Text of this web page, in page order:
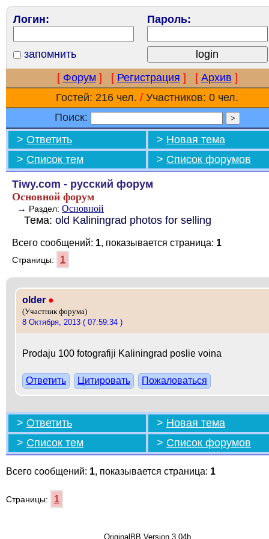
Логин: Пароль:
запомнить
[ Форум ] [ Регистрация ] [ Архив ]
Гостей: 216 чел. / Участников: 0 чел.
Поиск:
> Ответить > Новая тема
> Список тем > Список форумов
Tiwy.com - русский форум
Основной форум
→ Раздел: Основной
Тема: old Kaliningrad photos for selling
Всего сообщений: 1, показывается страница: 1
Страницы: 1
older ●
(Участник форума)
8 Октября, 2013 ( 07:59:34 )
Prodaju 100 fotografiji Kaliningrad poslie voina
Ответить Цитировать Пожаловаться
> Ответить > Новая тема
> Список тем > Список форумов
Всего сообщений: 1, показывается страница: 1
Страницы: 1
OriginalBB Version 3.04b